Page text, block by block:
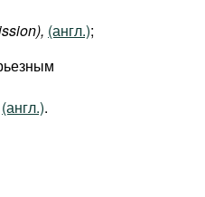
(англ.);
(англ.).